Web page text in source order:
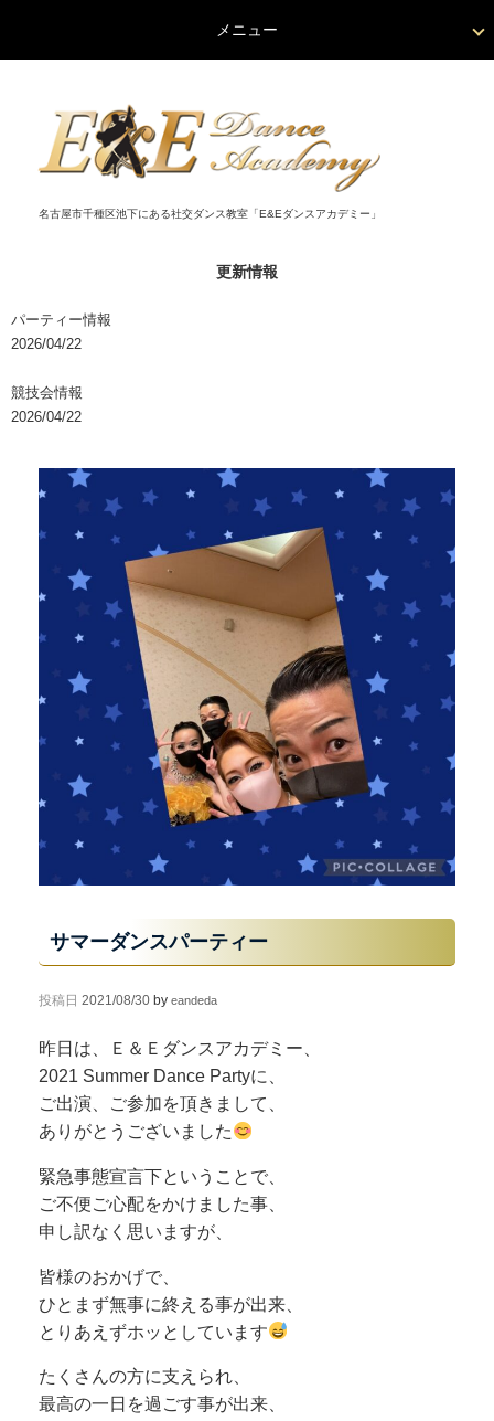
名古屋市千種区池下にある社交ダンス教室「E&Eダンスアカデミー」
更新情報
パーティー情報
2026/04/22
競技会情報
2026/04/22
メニュー
サマーダンスパーティー
投稿日 2021/08/30 by eandeda
昨日は、Ｅ＆Ｅダンスアカデミー、
2021 Summer Dance Partyに、
ご出演、ご参加を頂きまして、
ありがとうございました
緊急事態宣言下ということで、
ご不便ご心配をかけました事、
申し訳なく思いますが、
皆様のおかげで、
ひとまず無事に終える事が出来、
とりあえずホッとしています
たくさんの方に支えられ、
最高の一日を過ごす事が出来、